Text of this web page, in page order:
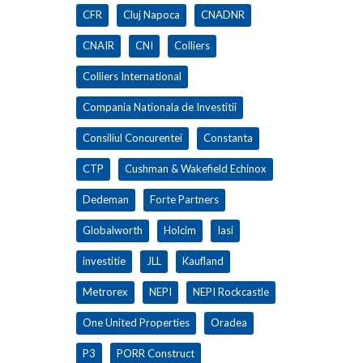
CFR Cluj Napoca CNADNR
CNAIR CNI Colliers
Colliers International
Compania Nationala de Investitii
Consiliul Concurentei Constanta
CTP Cushman & Wakefield Echinox
Dedeman Forte Partners
Globalworth Holcim Iasi
investitie JLL Kaufland
Metrorex NEPI NEPI Rockcastle
One United Properties Oradea
P3 PORR Construct